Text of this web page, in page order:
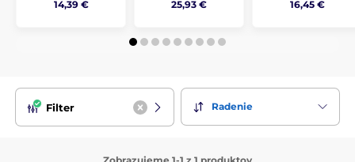
14,39 €
25,93 €
16,45 €
Filter Radenie